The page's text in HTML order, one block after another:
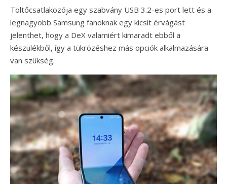
Töltőcsatlakozója egy szabvány USB 3.2-es port lett és a
legnagyobb Samsung fanoknak egy kicsit érvágást
jelenthet, hogy a DeX valamiért kimaradt ebből a
készülékből, így a tükrözéshez más opciók alkalmazására
van szükség.